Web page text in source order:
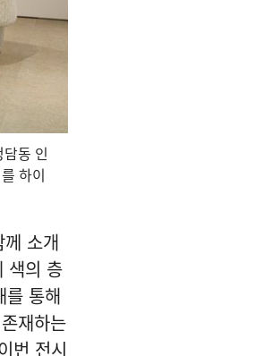
동 인
하이
소개
색의 층
를 통해
재하는
번 전시